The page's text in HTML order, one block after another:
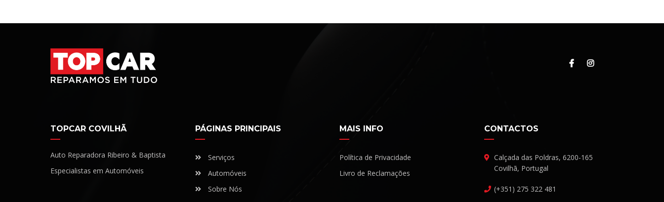
TOPCAR COVILHÃ
Auto Reparadora Ribeiro & Baptista
Especialistas em Automóveis
PÁGINAS PRINCIPAIS
Serviços
Automóveis
Sobre Nós
MAIS INFO
Política de Privacidade
Livro de Reclamações
CONTACTOS
Calçada das Poldras, 6200-165
Covilhã, Portugal
(+351) 275 322 481